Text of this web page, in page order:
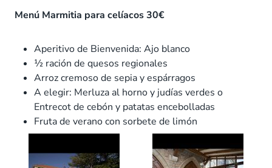
Menú Marmitia para celíacos 30€
Aperitivo de Bienvenida: Ajo blanco
½ ración de quesos regionales
Arroz cremoso de sepia y espárragos
A elegir: Merluza al horno y judías verdes o
Entrecot de cebón y patatas encebolladas
Fruta de verano con sorbete de limón